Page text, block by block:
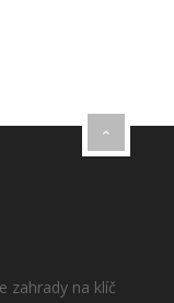
zahrady na klíč